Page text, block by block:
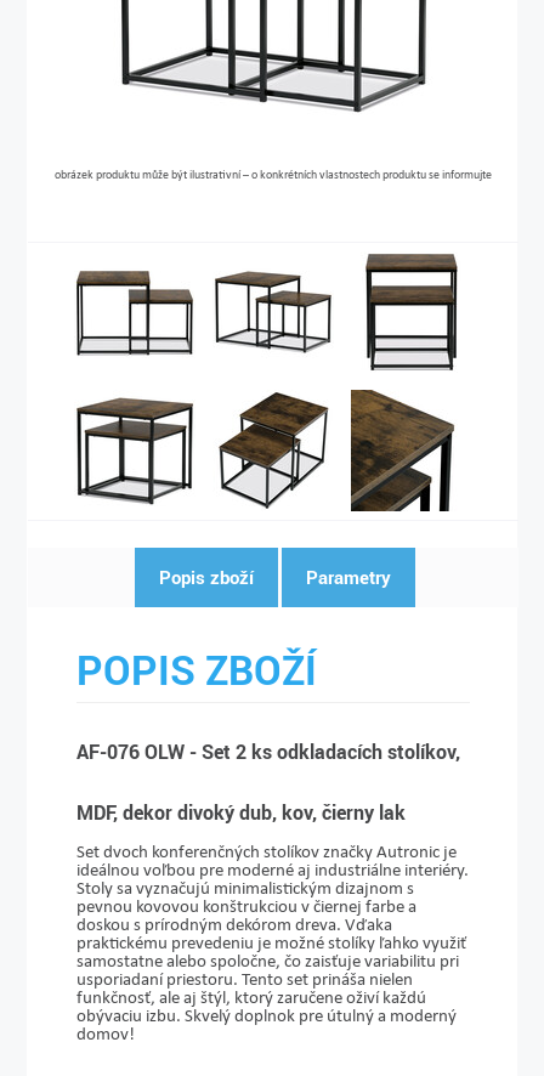
obrázek produktu může být ilustrativní – o konkrétních vlastnostech produktu se informujte
Popis zboží Parametry
POPIS ZBOŽÍ
AF-076 OLW - Set 2 ks odkladacích stolíkov,
MDF, dekor divoký dub, kov, čierny lak
Set dvoch konferenčných stolíkov značky Autronic je
ideálnou voľbou pre moderné aj industriálne interiéry.
Stoly sa vyznačujú minimalistickým dizajnom s
pevnou kovovou konštrukciou v čiernej farbe a
doskou s prírodným dekórom dreva. Vďaka
praktickému prevedeniu je možné stolíky ľahko využiť
samostatne alebo spoločne, čo zaisťuje variabilitu pri
usporiadaní priestoru. Tento set prináša nielen
funkčnosť, ale aj štýl, ktorý zaručene oživí každú
obývaciu izbu. Skvelý doplnok pre útulný a moderný
domov!